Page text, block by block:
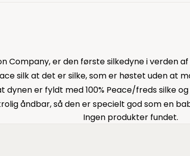
er den første silkedyne i verden
silk at det er silke, som er høstet uden at
er fyldt med 100% Peace/freds silke
åndbar, så den er specielt god som en
Ingen produkter fundet.